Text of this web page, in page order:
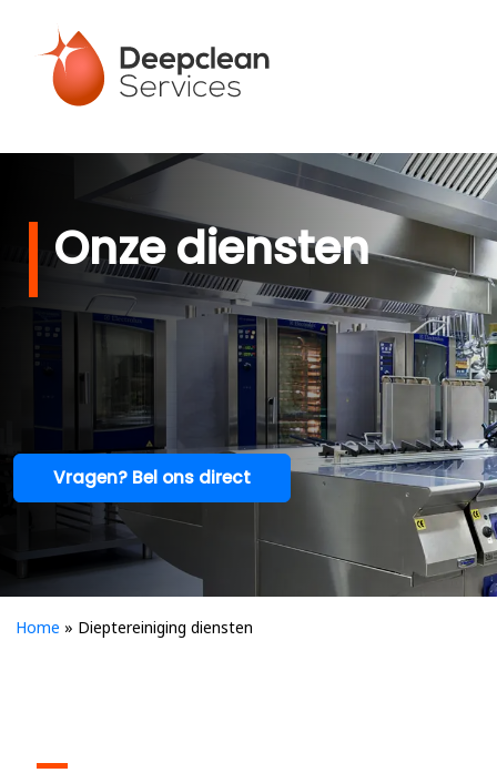
Onze diensten
Vragen? Bel ons direct
Home » Dieptereiniging diensten